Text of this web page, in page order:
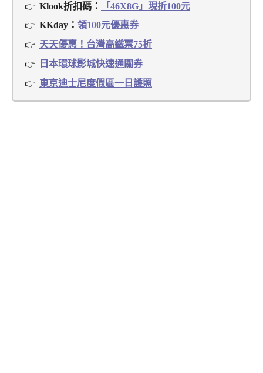
Klook折扣碼：
「46X8G」現折100元
KKday： 領100元優惠券
天天優惠！台灣高鐵票75折
日本環球影城快速通關券
東京迪士尼度假區一日護照